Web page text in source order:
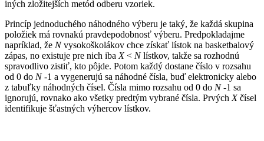
iných zložitejších metód odberu vzoriek.
Princíp jednoduchého náhodného výberu je taký, že každá skupina
položiek má rovnakú pravdepodobnosť výberu. Predpokladajme
napríklad, že Nvysokoškolákov chce získať lístok na basketbalový
zápas, no existuje pre nich iba X< Nlístkov, takže sa rozhodnú
spravodlivo zistiť, kto pôjde. Potom každý dostane číslo v rozsahu
od 0 do N-1 a vygenerujú sa náhodné čísla, buď elektronicky alebo
z tabuľky náhodných čísel. Čísla mimo rozsahu od 0 do N-1 sa
ignorujú, rovnako ako všetky predtým vybrané čísla. Prvých Xčísel
identifikuje šťastných výhercov lístkov.